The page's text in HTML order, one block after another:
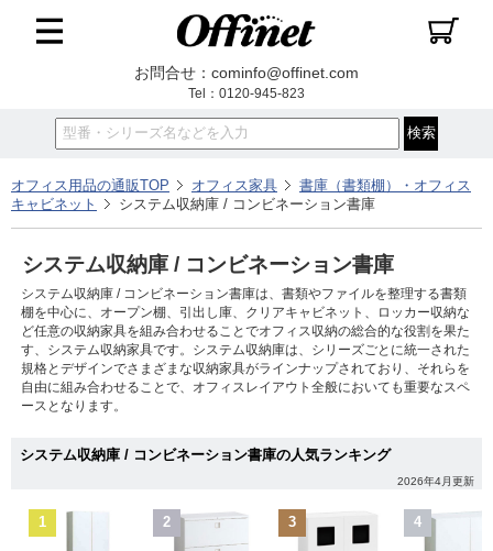
お問合せ：cominfo@offinet.com
Tel：0120-945-823
オフィス用品の通販TOP オフィス家具
書庫（書類棚）・オフィス
キャビネット
システム収納庫 / コンビネーション書庫
システム収納庫 / コンビネーション書庫
システム収納庫 / コンビネーション書庫は、書類やファイルを整理する書類
棚を中心に、オープン棚、引出し庫、クリアキャビネット、ロッカー収納な
ど任意の収納家具を組み合わせることでオフィス収納の総合的な役割を果た
す、システム収納家具です。システム収納庫は、シリーズごとに統一された
規格とデザインでさまざまな収納家具がラインナップされており、それらを
自由に組み合わせることで、オフィスレイアウト全般においても重要なスペ
ースとなります。
システム収納庫 / コンビネーション書庫の人気ランキング
2026年4月更新
1 2 3 4